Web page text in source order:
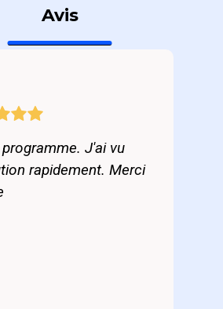
Avis
J'ai vu
rapidement. Merci